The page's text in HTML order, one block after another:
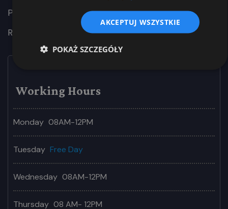
Personal Development
Relationship Problems
Working Hours
Monday 08AM-12PM
Tuesday Free Day
Wednesday 08AM-12PM
Thursday 08 AM- 12PM
AKCEPTUJ WSZYSTKIE
POKAŻ SZCZEGÓŁY